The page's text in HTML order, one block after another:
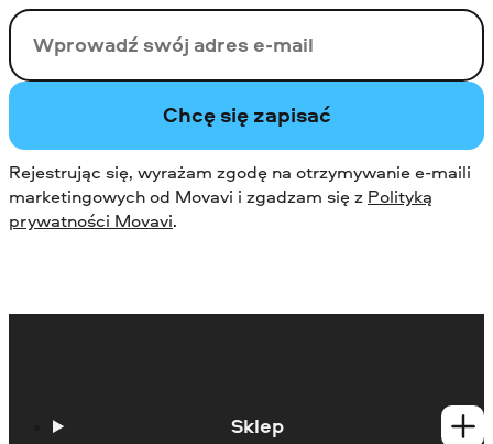
Twój email
Chcę się zapisać
Rejestrując się, wyrażam zgodę na otrzymywanie e-maili
marketingowych od Movavi i zgadzam się z Polityką
prywatności Movavi.
Sklep